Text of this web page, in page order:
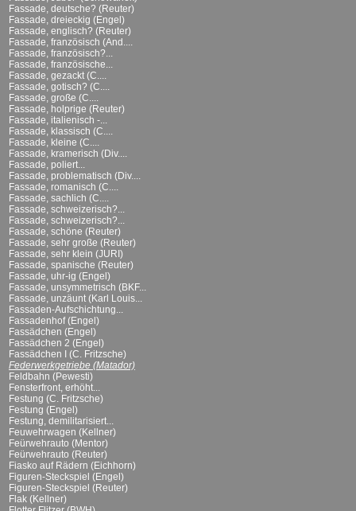
Fassade, deutsche? (Reuter)
Fassade, dreieckig (Engel)
Fassade, englisch? (Reuter)
Fassade, französisch (And....
Fassade, französisch?...
Fassade, französische...
Fassade, gezackt (C....
Fassade, gotisch? (C....
Fassade, große (C....
Fassade, holprige (Reuter)
Fassade, italienisch -...
Fassade, klassisch (C....
Fassade, kleine (C....
Fassade, kramerisch (Div....
Fassade, poliert...
Fassade, problematisch (Div....
Fassade, romanisch (C....
Fassade, sachlich (C....
Fassade, schweizerisch?...
Fassade, schweizerisch?...
Fassade, schöne (Reuter)
Fassade, sehr große (Reuter)
Fassade, sehr klein (JURI)
Fassade, spanische (Reuter)
Fassade, uhr-ig (Engel)
Fassade, unsymmetrisch (BKF...
Fassade, unzäunt (Karl Louis...
Fassaden-Aufschichtung...
Fassadenhof (Engel)
Fassädchen (Engel)
Fassädchen 2 (Engel)
Fassädchen I (C. Fritzsche)
Federwerkgetriebe (Matador)
Feldbahn (Pewesti)
Fensterfront, erhöht...
Festung (C. Fritzsche)
Festung (Engel)
Festung, demilitarisiert...
Feuwehrwagen (Kellner)
Feürwehrauto (Mentor)
Feürwehrauto (Reuter)
Fiasko auf Rädern (Eichhorn)
Figuren-Steckspiel (Engel)
Figuren-Steckspiel (Reuter)
Flak (Kellner)